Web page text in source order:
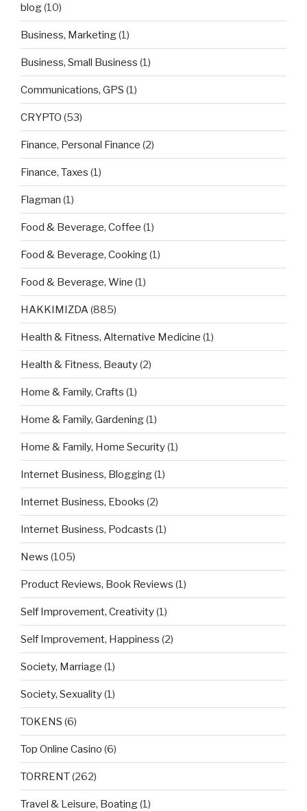
blog(10)
Business, Marketing(1)
Business, Small Business (1)
Communications, GPS (1)
CRYPTO (53)
Finance, Personal Finance (2)
Finance, Taxes (1)
Flagman (1)
Food & Beverage, Coffee (1)
Food & Beverage, Cooking(1)
Food & Beverage, Wine (1)
HAKKIMIZDA(885)
Health & Fitness, Alternative Medicine (1)
Health & Fitness, Beauty(2)
Home & Family, Crafts (1)
Home & Family, Gardening(1)
Home & Family, Home Security(1)
Internet Business, Blogging(1)
Internet Business, Ebooks (2)
Internet Business, Podcasts (1)
News (105)
Product Reviews, Book Reviews (1)
Self Improvement, Creativity(1)
Self Improvement, Happiness (2)
Society, Marriage (1)
Society, Sexuality(1)
TOKENS (6)
Top Online Casino (6)
TORRENT(262)
Travel & Leisure, Boating(1)